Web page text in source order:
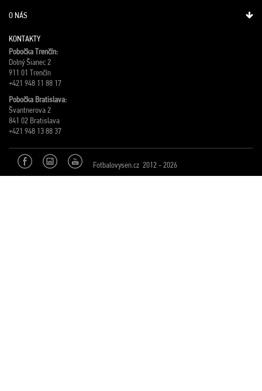
O NÁS
KONTAKTY
Pobočka Trenčín:
Dolný Šianec 2
911 01 Trenčín
+421 948 11 88 17
Pobočka Bratislava:
Švantnerova 2
841 02 Bratislava
+421 948 13 88 37
Fotbalovysen.cz 2012 - 2026